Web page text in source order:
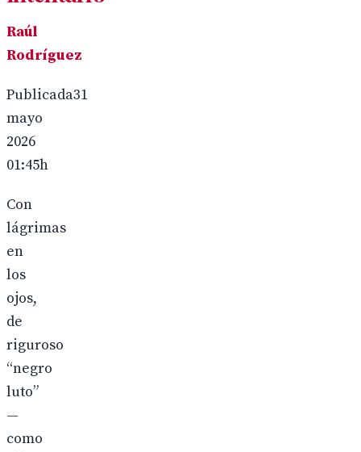
Raúl
Rodríguez
Publicada31
mayo
2026
01:45h
Con
lágrimas
en
los
ojos,
de
riguroso
“negro
luto”
—
como